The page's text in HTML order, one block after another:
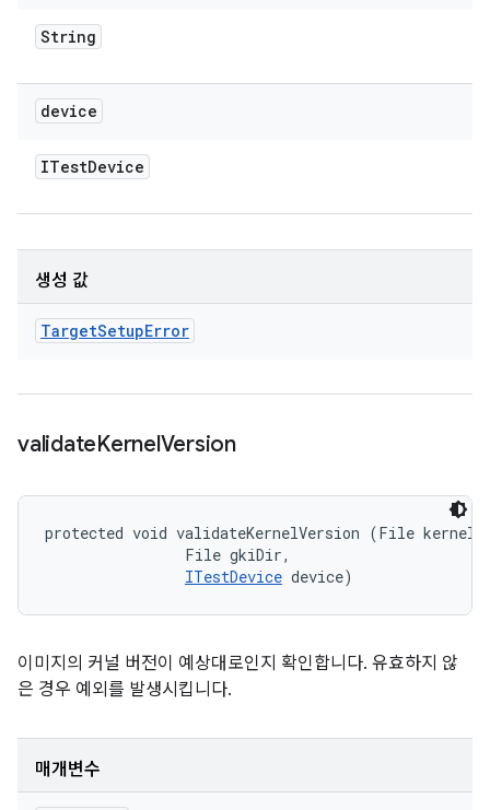
String
device
ITestDevice
생성 값
TargetSetupError
validateKernelVersion
protected void validateKernelVersion (File
                File gkiDir,
ITestDevice device)
이미지의 커널 버전이 예상대로인지 확인합니다. 유효하지 않
은 경우 예외를 발생시킵니다.
매개변수